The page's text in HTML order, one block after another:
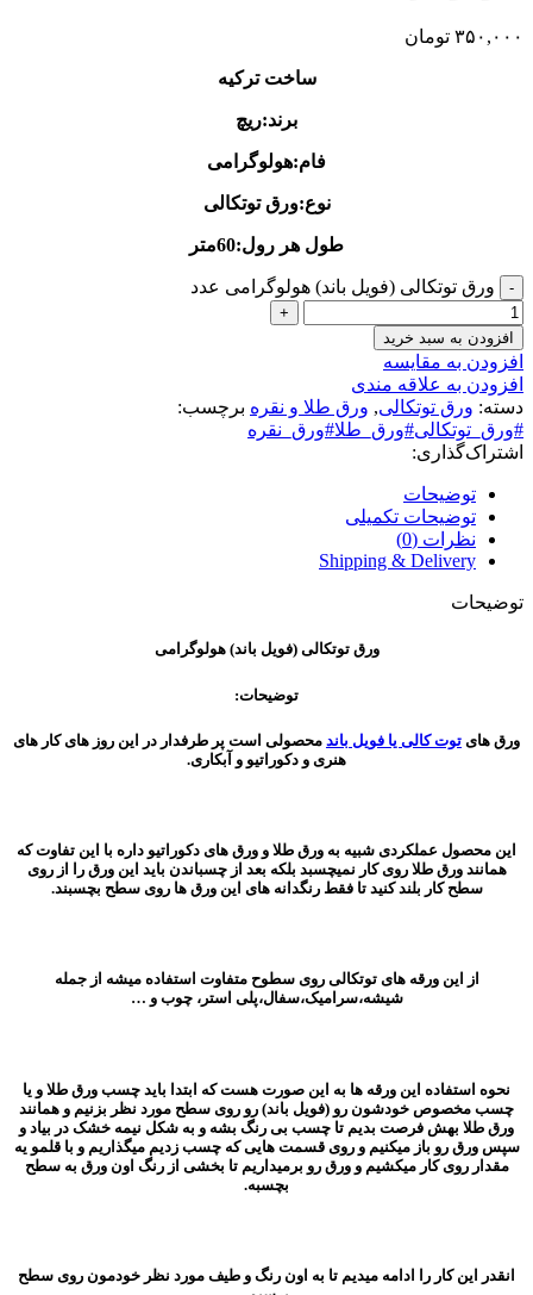
۳۵۰,۰۰۰ تومان
ساخت ترکیه
برند:ریچ
فام:هولوگرامی
نوع:ورق توتکالی
طول هر رول:60متر
ورق توتکالی (فویل باند) هولوگرامی عدد
افزودن به سبد خرید
افزودن به مقایسه
افزودن به علاقه مندی
دسته: ورق توتکالی, ورق طلا و نقره برچسب:
#ورق_توتکالی#ورق_طلا#ورق_نقره
اشتراک‌گذاری:
توضیحات
توضیحات تکمیلی
نظرات (0)
Shipping & Delivery
توضیحات
ورق توتکالی (فویل باند) هولوگرامی
توضیحات:
ورق های توت کالی یا فویل باند محصولی است پر طرفدار در این روز های کار های
هنری و دکوراتیو و آبکاری.
این محصول عملکردی شبیه به ورق طلا و ورق های دکوراتیو داره با این تفاوت که
همانند ورق طلا روی کار نمیچسبد بلکه بعد از چسباندن باید این ورق را از روی
سطح کار بلند کنید تا فقط رنگدانه های این ورق ها روی سطح بچسبند.
از این ورقه های توتکالی روی سطوح متفاوت استفاده میشه از جمله
شیشه،سرامیک،سفال،پلی استر، چوب و …
نحوه استفاده این ورقه ها به این صورت هست که ابتدا باید چسب ورق طلا و یا
چسب مخصوص خودشون رو (فویل باند) رو روی سطح مورد نظر بزنیم و همانند
ورق طلا بهش فرصت بدیم تا چسب بی رنگ بشه و به شکل نیمه خشک در بیاد و
سپس ورق رو باز میکنیم و روی قسمت هایی که چسب زدیم میگذاریم و با قلمو یه
مقدار روی کار میکشیم و ورق رو برمیداریم تا بخشی از رنگ اون ورق به سطح
بچسبه.
انقدر این کار را ادامه میدیم تا به اون رنگ و طیف مورد نظر خودمون روی سطح